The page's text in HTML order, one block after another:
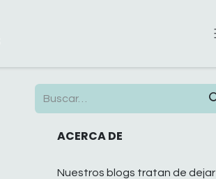
ACERCA DE
Nuestros blogs tratan de dejar